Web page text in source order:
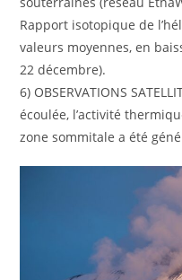
Rapport isotopique de
valeurs moyennes, en
22 décembre).
6) OBSERVATIONS
écoulée, l’activité
zone sommitale a été